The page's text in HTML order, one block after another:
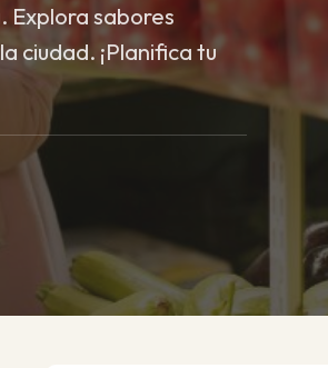
Explora sabores
ciudad. ¡Planifica tu